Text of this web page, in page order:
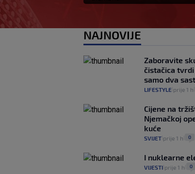
NAJNOVIJE
Zaboravite
čistačica
samo dva
LIFESTYLE prije 1 h
Cijene na
Njemačkoj
kuće
SVIJET prije 1 h 0
I nuklearne
VIJESTI prije 1 h 0